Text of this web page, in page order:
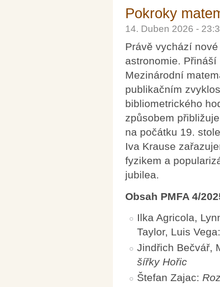
Pokroky
14. Duben 2026 -
Právě vychází
astronomie.
Mezinárodní
publikačním
bibliometrického
způsobem
na počátku 19.
Iva Krause
fyzikem a
jubilea.
Obsah PMFA 4/
Ilka Agricola,
Taylor, Luis
Jindřich Bečvář,
šířky Hořic
Štefan Zajac: